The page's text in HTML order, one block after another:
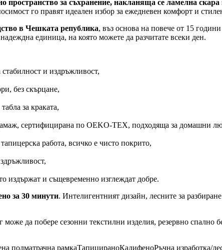
пространство за съхранение, накланяща се ламелна
го правят идеален избор за ежедневен комфорт и
в Чешката република, въз основа на повече от 15
единица, на която можете да разчитате всеки ден.
и издръжливост,
без скърцане,
за краката,
сертифицирана по OEKO-TEX, подходяща за домашни
работа, всичко е чисто покрито,
издържат и същевременно изглеждат добре.
за 30 минути. Интелигентният дизайн, лесните за
може да побере сезонни текстилни изделия, резервно спално
подматрачна рамкаТапицираноКадифеноРъчна изработка/